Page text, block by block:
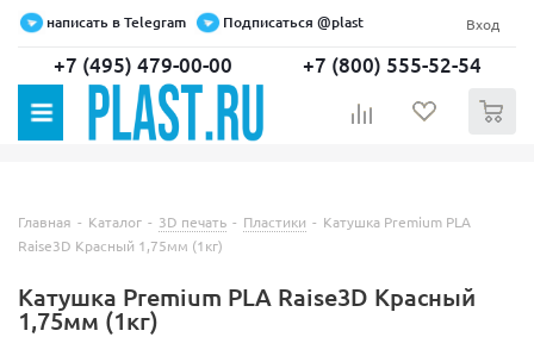
написать в Telegram Подписаться @plast Вход
+7 (495) 479-00-00 +7 (800) 555-52-54
Главная - Каталог - 3D печать - Пластики - Катушка Premium PLA
Raise3D Красный 1,75мм (1кг)
Катушка Premium PLA Raise3D Красный
1,75мм (1кг)